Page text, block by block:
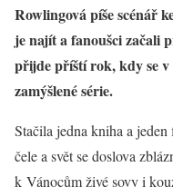
Rowlingová píše scénář
je najít a fanoušci začali
přijde příští rok, kdy se
zamýšlené série.
Stačila jedna kniha a
čele a svět se doslova
k Vánocům živé sovy i